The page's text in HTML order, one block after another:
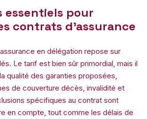
essentiels pour
contrats d’assurance
en délégation repose sur
Le tarif est bien sûr primordial, mais il
qualité des garanties proposées,
de couverture décès, invalidité et
spécifiques au contrat sont
en compte, tout comme les délais de